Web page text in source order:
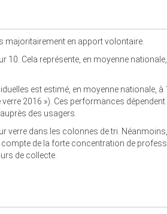
majoritairement en apport volontaire.
10. Cela représente, en moyenne
est estimé, en moyenne nationale,
2016 »). Ces performances
des usagers.
verre dans les colonnes de tri.
de la forte concentration de
de collecte.